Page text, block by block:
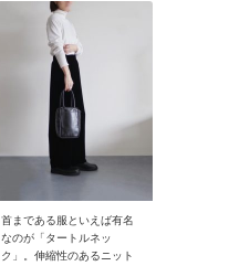
首まである服といえば有名
なのが「タートルネッ
ク」。伸縮性のあるニット